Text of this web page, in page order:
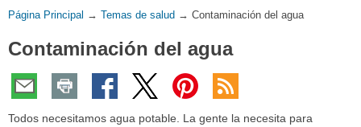
campo
de
Usted
aquí:
Página Principal → Temas de salud → Contaminación del agua
Contaminación del agua
Todos necesitamos agua potable. La gente la necesita para